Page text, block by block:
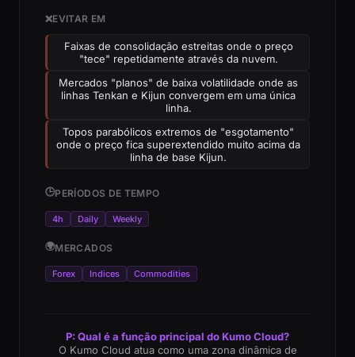
❌EVITAR EM
Faixas de consolidação estreitas onde o preço
"tece" repetidamente através da nuvem.
Mercados "planos" de baixa volatilidade onde as
linhas Tenkan e Kijun convergem em uma única
linha.
Topos parabólicos extremos de "esgotamento"
onde o preço fica superextendido muito acima da
linha de base Kijun.
🕒PERÍODOS DE TEMPO
4h Daily Weekly
🌍MERCADOS
Forex Indices Commodities
P: Qual é a função principal do Kumo Cloud?
O Kumo Cloud atua como uma zona dinâmica de